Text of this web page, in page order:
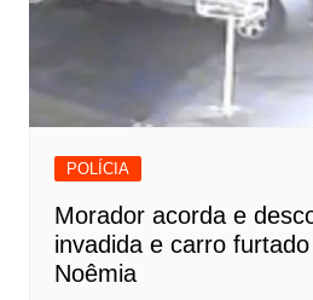
POLÍCIA
Morador acorda e
invadida e carro
Noêmia